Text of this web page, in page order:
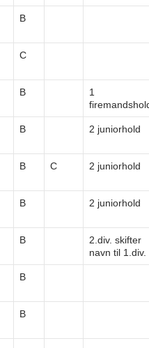
B
C
B
1
B 2 juniorhold
B C 2 juniorhold
B 2 juniorhold
B
2.div. skifter
navn til 1.div.
B
B